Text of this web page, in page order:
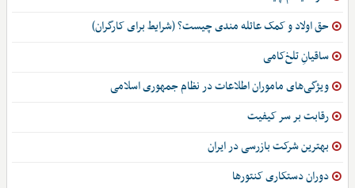
حق اولاد و کمک عائله مندی چیست؟ (شرایط برای کارگران)
ساقیانِ تلخ‌کامی
ویژگی‌های ماموران اطلاعات در نظام جمهوری اسلامی
رقابت بر سر کیفیت
بهترین شرکت بازرسی در ایران
دوران دستکاری کنتورها